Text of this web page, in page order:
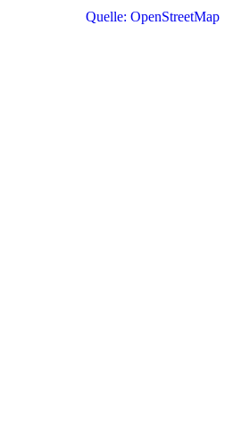
Quelle: OpenStreetMap